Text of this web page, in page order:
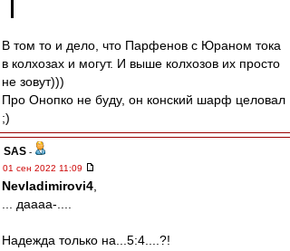
В том то и дело, что Парфенов с Юраном тока
в колхозах и могут. И выше колхозов их просто
не зовут)))
Про Онопко не буду, он конский шарф целовал
;)
SAS -
01 сен 2022 11:09
Nevladimirovi4
... даааа-....
Надежда только на...5:4....?!